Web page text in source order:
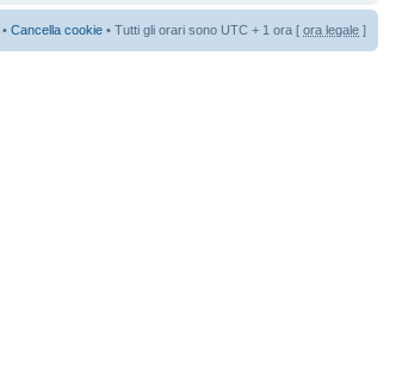
• Cancella cookie • Tutti gli orari sono UTC + 1 ora [ ora legale ]